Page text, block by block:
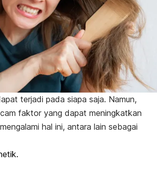
terjadi pada siapa saja. Namun,
faktor yang dapat meningkatkan
hal ini, antara lain sebagai